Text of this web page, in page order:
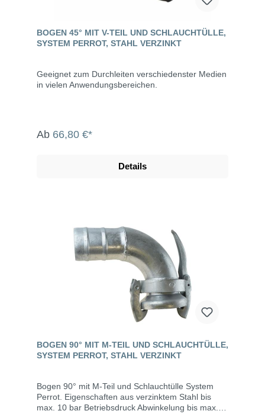
BOGEN 45° MIT V-TEIL UND SCHLAUCHTÜLLE,
SYSTEM PERROT, STAHL VERZINKT
Geeignet zum Durchleiten verschiedenster Medien
in vielen Anwendungsbereichen.
Ab 66,80 €*
Details
BOGEN 90° MIT M-TEIL UND SCHLAUCHTÜLLE,
SYSTEM PERROT, STAHL VERZINKT
Bogen 90° mit M-Teil und Schlauchtülle System
Perrot. Eigenschaften aus verzinktem Stahl bis
max. 10 bar Betriebsdruck Abwinkelung bis max.